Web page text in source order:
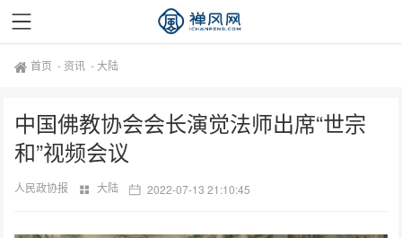
首页 - 资讯 -大陆
中国佛教协会会长演觉法师出席“世宗
和”视频会议
人民政协报 大陆 2022-07-13 21:10:45